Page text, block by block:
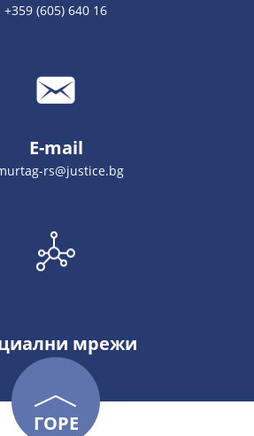
+359 (605) 640 16
E-mail
rs@justice.bg
мрежи
ГОРЕ